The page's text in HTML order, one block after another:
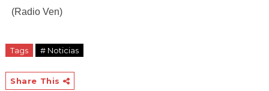
(Radio Ven)
Tags # Noticias
Share This